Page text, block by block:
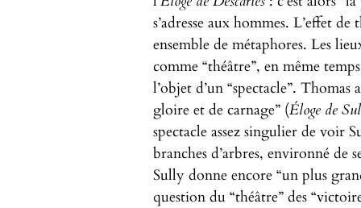
s’adresse aux hommes. L’effet
ensemble de métaphores. Les
comme “théâtre”, en même
l’objet d’un “spectacle”.
gloire et de carnage” (Éloge de
spectacle assez singulier de voir
branches d’arbres, environné de
Sully donne encore “un plus
question du “théâtre” des